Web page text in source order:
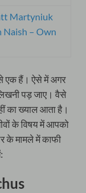
Martyniuk
– Own
से एक हैं। ऐसे में अगर
पड़ जाए। वैसे
का ख्याल आता है।
के विषय में आपको
के मामले में काफी